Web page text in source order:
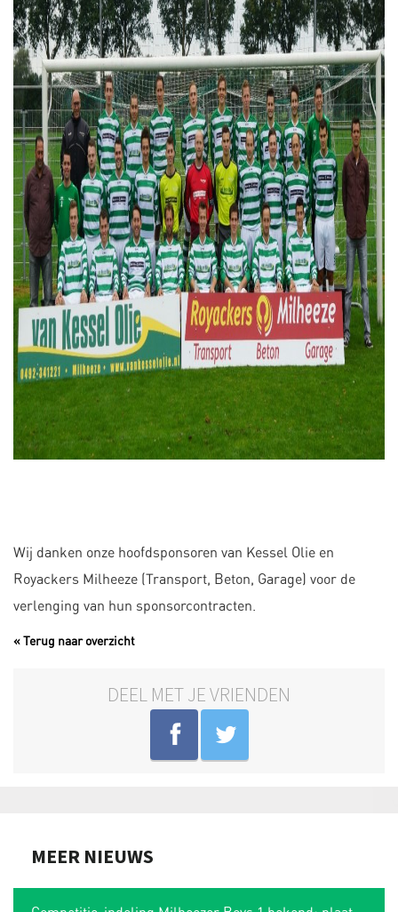
Wij danken onze hoofdsponsoren van Kessel Olie en
Royackers Milheeze (Transport, Beton, Garage) voor de
verlenging van hun sponsorcontracten.
« Terug naar overzicht
DEEL MET JE VRIENDEN
MEER NIEUWS